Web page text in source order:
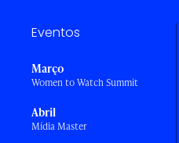
Eventos
Março
Women to Watch Summit
Abril
Mídia Master